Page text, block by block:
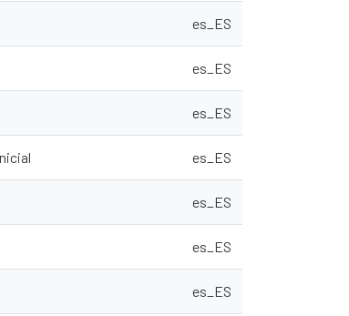
es_ES
es_ES
es_ES
es_ES
es_ES
es_ES
es_ES